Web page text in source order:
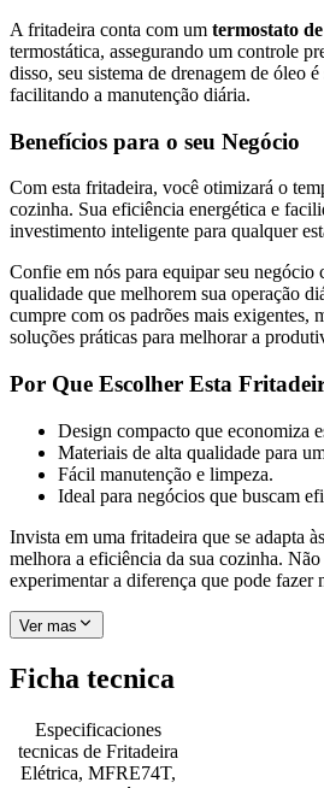
A fritadeira conta com um termostato
termostática, assegurando um controle
disso, seu sistema de drenagem de óleo
facilitando a manutenção diária.
Benefícios para o seu Negócio
Com esta fritadeira, você otimizará o
cozinha. Sua eficiência energética e
investimento inteligente para qualquer
Confie em nós para equipar seu negócio
qualidade que melhorem sua operação
cumpre com os padrões mais exigentes,
soluções práticas para melhorar a
Por Que Escolher Esta
Design compacto que economiza
Materiais de alta qualidade para
Fácil manutenção e limpeza.
Ideal para negócios que buscam
Invista em uma fritadeira que se adapta
melhora a eficiência da sua cozinha. Não
experimentar a diferença que pode fazer
Ver mas
Ficha tecnica
Especificaciones
tecnicas de Fritadeira
Elétrica, MFRE74T,